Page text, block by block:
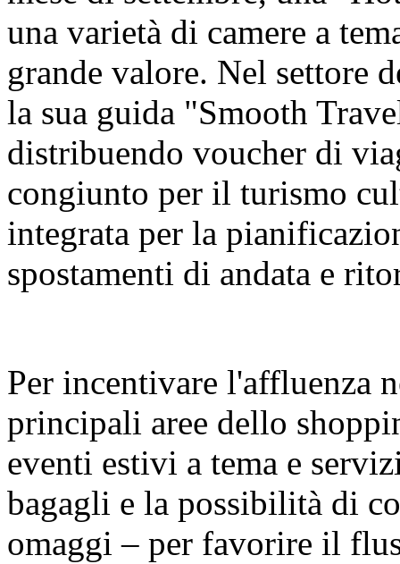
una varietà di camere a
grande valore. Nel settore
la sua guida "Smooth
distribuendo voucher di
congiunto per il turismo
integrata per la
spostamenti di andata e
Per incentivare l'affluenza
principali aree dello
eventi estivi a tema e
bagagli e la possibilità di
omaggi – per favorire il